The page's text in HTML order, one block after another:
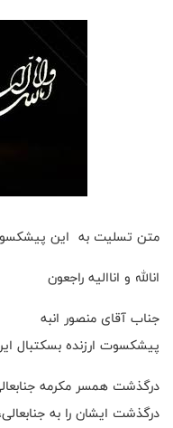
متن تسلیت به این
انالله و اناالیه راجعون
جناب آقای منصور انبه
پیشکسوت ارزنده بسکتبال
درگذشت همسر مکرمه
درگذشت ایشان را به